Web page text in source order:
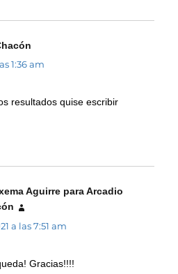
1:36 am
resultados quise escribir
Aguirre para Arcadio
a las 7:51 am
Gracias!!!!